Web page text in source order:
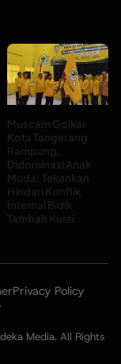
Muscam Golkar
Kota Tangerang
Rampung,
Didominasi Anak
Muda: Tekankan
Hindari Konflik
Internal Bidik
Tambah Kursi
Privacy Policy
Media. All Rights